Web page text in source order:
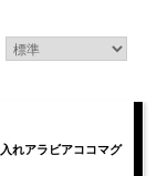
れアラビアココマグ